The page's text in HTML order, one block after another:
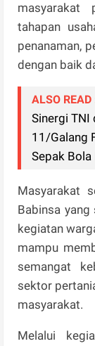
masyarakat
tahapan
penanaman,
dengan baik
ALSO READ
Sinergi TNI
11/Galang
Sepak Bola
Masyarakat
Babinsa
kegiatan
mampu
semangat
sektor
masyarakat.
Melalui